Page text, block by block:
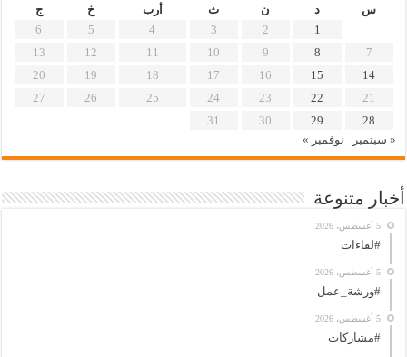
س
د ن ث أرب خ
ج
1
2
3
4
5
6
7
8
9
10
11
12
13
14
15
16
17
18
19
20
21
22
23
24
25
26
27
28
29
30
31
« سبتمبر
نوفمبر »
أخبار متنوعة
5 أغسطس، 2026
#لقاءات
5 أغسطس، 2026
#ورشة_عمل
5 أغسطس، 2026
#مشاركات